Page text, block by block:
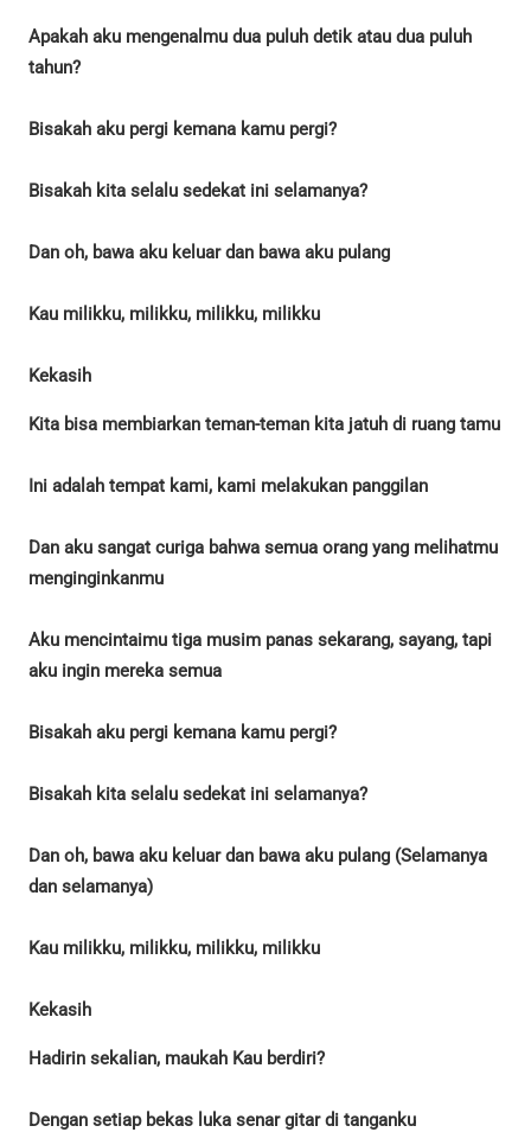
Apakah aku mengenalmu dua puluh detik atau dua puluh
tahun?
Bisakah aku pergi kemana kamu pergi?
Bisakah kita selalu sedekat ini selamanya?
Dan oh, bawa aku keluar dan bawa aku pulang
Kau milikku, milikku, milikku, milikku
Kekasih
Kita bisa membiarkan teman-teman kita jatuh di ruang tamu
Ini adalah tempat kami, kami melakukan panggilan
Dan aku sangat curiga bahwa semua orang yang melihatmu
menginginkanmu
Aku mencintaimu tiga musim panas sekarang, sayang, tapi
aku ingin mereka semua
Bisakah aku pergi kemana kamu pergi?
Bisakah kita selalu sedekat ini selamanya?
Dan oh, bawa aku keluar dan bawa aku pulang (Selamanya
dan selamanya)
Kau milikku, milikku, milikku, milikku
Kekasih
Hadirin sekalian, maukah Kau berdiri?
Dengan setiap bekas luka senar gitar di tanganku